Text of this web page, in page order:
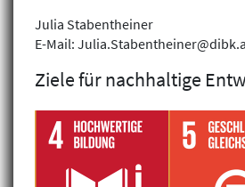
Projekte
Julia Stabentheiner
E-Mail:
Ziele für nachhaltige